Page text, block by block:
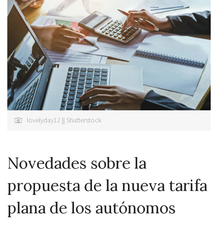
lovelyday12 || Shutterstock
Novedades sobre la
propuesta de la nueva tarifa
plana de los autónomos